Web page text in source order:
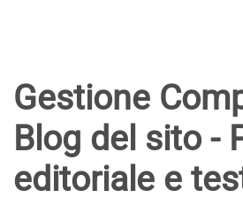
Gestione
Blog del sito -
editoriale e